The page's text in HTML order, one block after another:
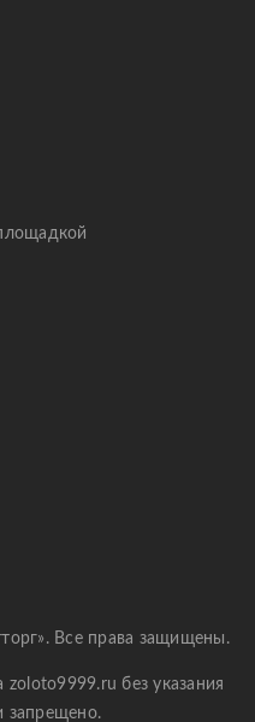
Все права защищены.
zoloto9999.ru без указания
запрещено.